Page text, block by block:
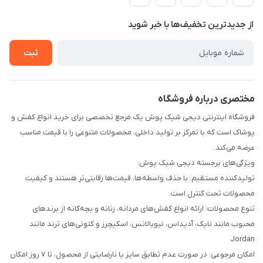
درباره ما
حریم خصوصی
راهنما
از جدید‌ترین تخفیف‌ها با‌ خبر شوید
ثبت
مختصری درباره فروشگاه
فروشگاه اینترنتی دیجی شیک پوش یک مرجع تخصصی برای خرید انواع کفش و
پوشاک است که با تمرکز بر تولید داخلی، محصولات متنوعی را با قیمت مناسب
عرضه می‌کند.
ویژگی‌های برجسته دیجی شیک پوش:
تولیدکننده مستقیم: با حذف واسطه‌ها، قیمت‌ها رقابتی‌تر هستند و کیفیت
محصولات تحت کنترل است.
تنوع محصولات: ارائه انواع کفش‌های مردانه، زنانه و بچه‌گانه از برندهای
محبوب مانند نایک، آدیداس، نیوبالانس، اسکیچرز و کتونی‌های ترند مانند
Jordan
امکان مرجوعی: در صورت عدم تطابق سایز یا نارضایتی از محصول، تا ۷ روز امکان